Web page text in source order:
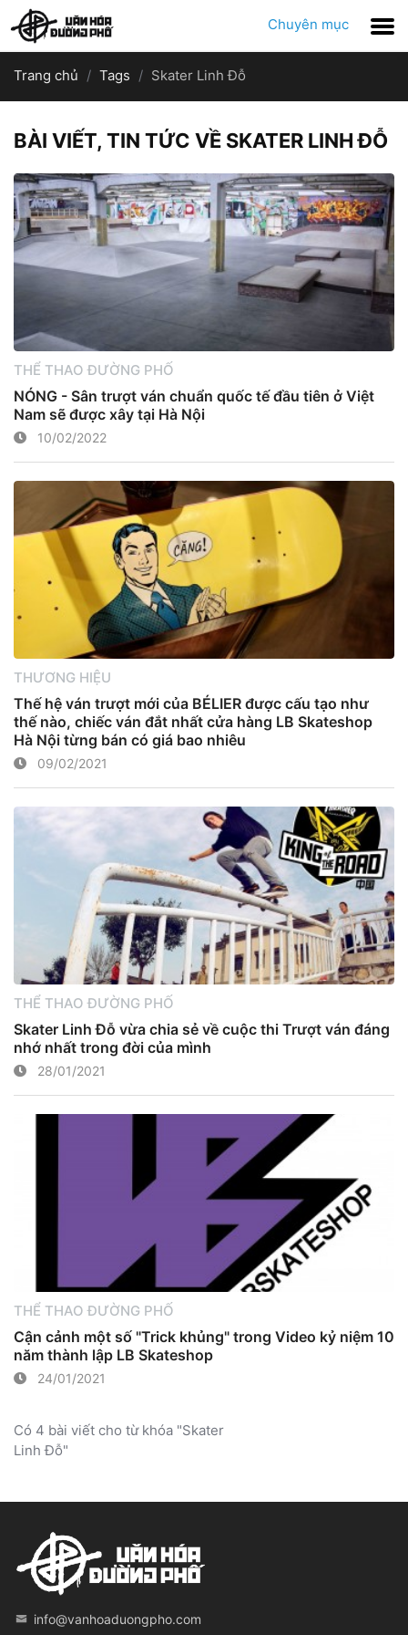
Chuyên mục
Trang chủ Tags Skater Linh Đỗ
BÀI VIẾT, TIN TỨC VỀ SKATER LINH ĐỖ
THỂ THAO ĐƯỜNG PHỐ
NÓNG - Sân trượt ván chuẩn quốc tế đầu tiên ở Việt
Nam sẽ được xây tại Hà Nội
10/02/2022
THƯƠNG HIỆU
Thế hệ ván trượt mới của BÉLIER được cấu tạo như
thế nào, chiếc ván đắt nhất cửa hàng LB Skateshop
Hà Nội từng bán có giá bao nhiêu
09/02/2021
THỂ THAO ĐƯỜNG PHỐ
Skater Linh Đỗ vừa chia sẻ về cuộc thi Trượt ván đáng
nhớ nhất trong đời của mình
28/01/2021
THỂ THAO ĐƯỜNG PHỐ
Cận cảnh một số "Trick khủng" trong Video kỷ niệm 10
năm thành lập LB Skateshop
24/01/2021
Có 4 bài viết cho từ khóa "Skater
Linh Đỗ"
info@vanhoaduongpho.com